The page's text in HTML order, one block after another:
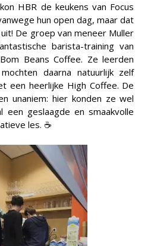
HBR de keukens van Focus
hun open dag, maar dat
De groep van meneer Muller
barista-training van
Beans Coffee. Ze leerden
daarna natuurlijk zelf
een heerlijke High Coffee. De
unaniem: hier konden ze wel
een geslaagde en smaakvolle
les. ☕